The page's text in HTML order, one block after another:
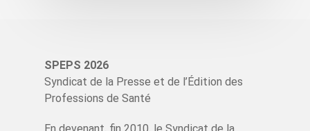
SPEPS 2026
Syndicat de la Presse et de l’Édition des
Professions de Santé